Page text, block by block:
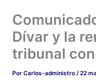
Dívar y la
tribunal
PorCarlos-administro/22